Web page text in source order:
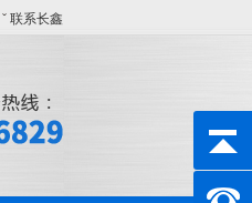
ˇ 联系长鑫